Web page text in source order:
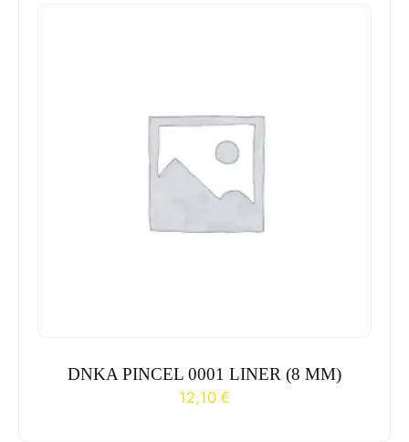
DNKA PINCEL 0001 LINER (8 MM)
12,10 €